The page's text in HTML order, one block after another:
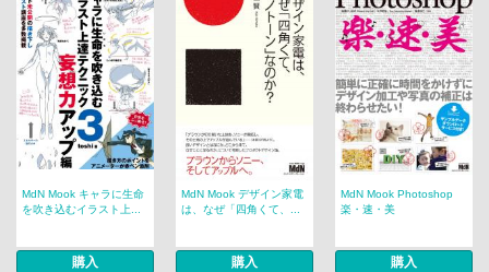
MdN Mook キャラに生命
を吹き込むイラスト上...
購入
MdN Mook デザイン家電
は、なぜ「四角くて、...
購入
MdN Mook Photoshop
楽・速・美
購入